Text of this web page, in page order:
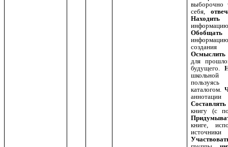
выборочно
себя,
Находить
Обобщать
Осмыслить
для
будущего.
каталогом.
Составлять
книгу (с
книге,